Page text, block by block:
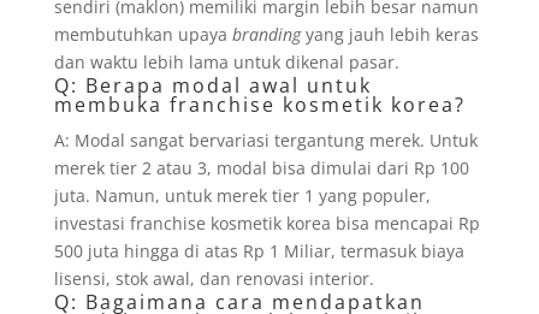
sendiri (maklon) memiliki margin lebih besar namun
membutuhkan upaya brandingyang jauh lebih keras
dan waktu lebih lama untuk dikenal pasar.
Q: Berapa modal awal untuk
membuka franchise kosmetik korea?
A: Modal sangat bervariasi tergantung merek. Untuk
merek tier 2 atau 3, modal bisa dimulai dari Rp 100
juta. Namun, untuk merek tier 1 yang populer,
investasi franchise kosmetik korea bisa mencapai Rp
500 juta hingga di atas Rp 1 Miliar, termasuk biaya
lisensi, stok awal, dan renovasi interior.
Q: Bagaimana cara mendapatkan